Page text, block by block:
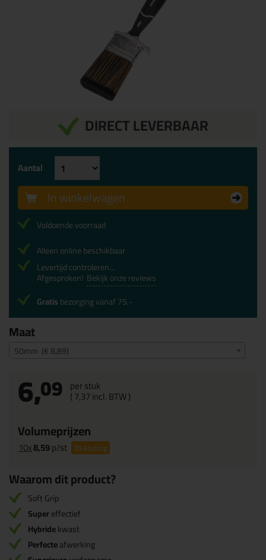
DIRECT LEVERBAAR
Maat
50mm (€ 8,89)
6,09 per stuk
(7,37incl. BTW )
Volumeprijzen
10x8,59p/st 3%korting
Aantal
In winkelwagen
Voldoende voorraad
Alleen online beschikbaar
Levertijd controleren...
Afgesproken! Bekijk onze reviews
Gratisbezorging vanaf 75,-
Waarom dit product?
Soft Grip
Supereffectief
Hybridekwast
Perfecteafwerking